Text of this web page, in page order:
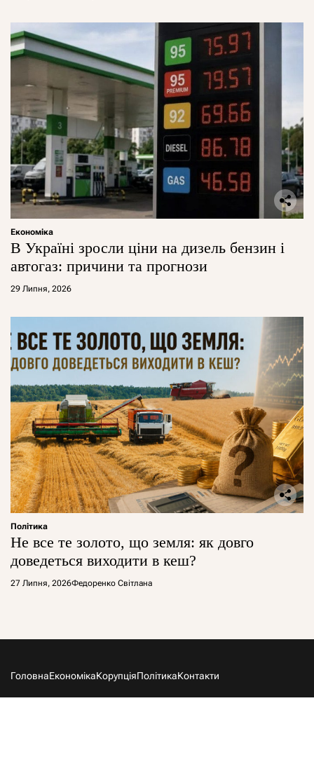
Економіка
В Україні зросли ціни на дизель бензин і
автогаз: причини та прогнози
29 Липня, 2026
Політика
Не все те золото, що земля: як довго
доведеться виходити в кеш?
27 Липня, 2026Федоренко Світлана
ГоловнаЕкономікаКорупціяПолітикаКонтакти